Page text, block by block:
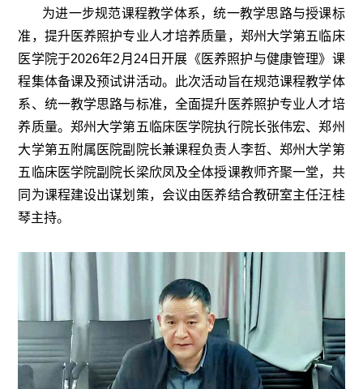
为进一步规范课程教学体系，统一教学思路与授课标
准，提升医养照护专业人才培养质量，郑州大学第五临床
医学院于2026年2月24日开展《医养照护与健康管理》课
程集体备课及预试讲活动。此次活动旨在规范课程教学体
系、统一教学思路与标准，全面提升医养照护专业人才培
养质量。郑州大学第五临床医学院执行院长张伟宏、郑州
大学第五附属医院副院长兼课程负责人李哲、郑州大学第
五临床医学院副院长梁欣凤及全体授课教师齐聚一堂，共
同为课程建设出谋划策，会议由医养结合教研室主任汪桂
琴主持。